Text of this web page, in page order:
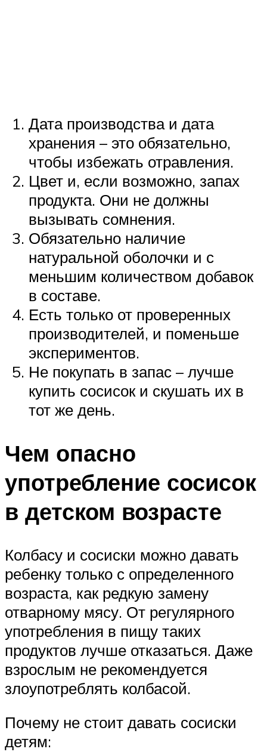
Дата производства и дата
хранения – это обязательно,
чтобы избежать отравления.
Цвет и, если возможно, запах
продукта. Они не должны
вызывать сомнения.
Обязательно наличие
натуральной оболочки и с
меньшим количеством добавок
в составе.
Есть только от проверенных
производителей, и поменьше
экспериментов.
Не покупать в запас – лучше
купить сосисок и скушать их в
тот же день.
Чем опасно
употребление сосисок
в детском возрасте
Колбасу и сосиски можно давать
ребенку только с определенного
возраста, как редкую замену
отварному мясу. От регулярного
употребления в пищу таких
продуктов лучше отказаться. Даже
взрослым не рекомендуется
злоупотреблять колбасой.
Почему не стоит давать сосиски
детям: